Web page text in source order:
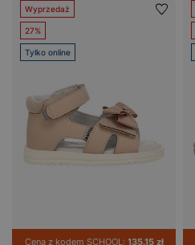
Wyprzedaż
27%
Tylko online
Cena z kodem SCHOOL: 135.15 zł